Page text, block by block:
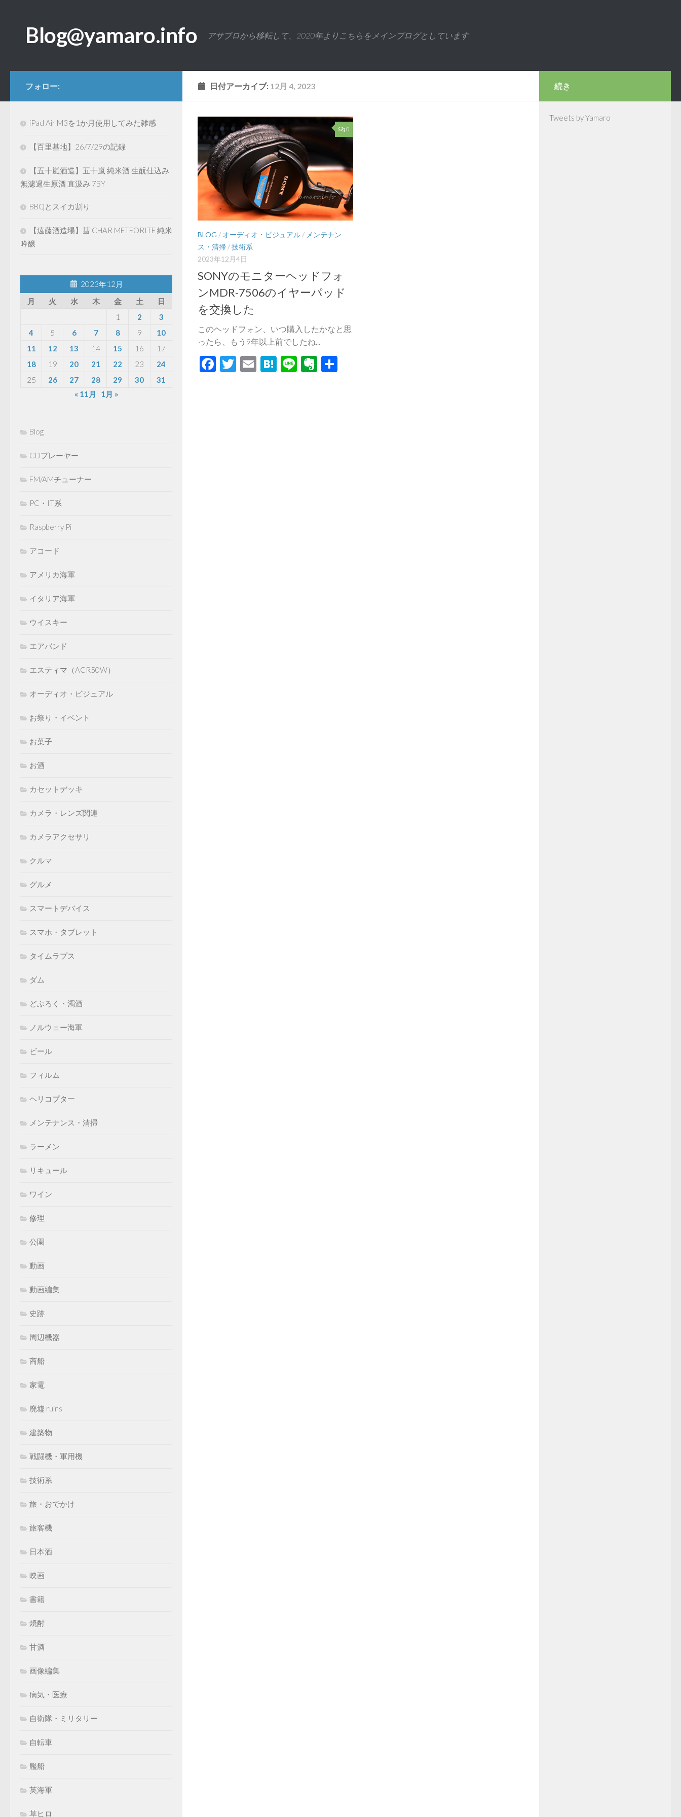
Blog@yamaro.info アサブロから移転して、2020年よりこちらをメインブログとしています
日付アーカイブ: 12月 4, 2023
0
BLOG / オーディオ・ビジュアル / メンテナン
ス・清掃 /技術系
2023年12月4日
SONYのモニターヘッドフォ
ンMDR-7506のイヤーパッド
を交換した
このヘッドフォン、いつ購入したかなと思
ったら、もう9年以上前でしたね...
Facebook
Twitter
EmailHatena
LineEvernote
フォロー:
iPad Air M3を1か月使用してみた雑感
【百里基地】26/7/29の記録
【五十嵐酒造】五十嵐 純米酒 生酛仕込み
無濾過生原酒 直汲み 7BY
BBQとスイカ割り
【遠藤酒造場】彗 CHAR METEORITE 純米
吟醸
2023年12月
月
火 水 木 金 土
日
1
2
3
4
5 6 7 8 9
10
11
12 13 14 15 16
17
18
19 20 21 22 23
24
25
26 27 28 29 30
31
« 11月
1月 »
Blog
CDプレーヤー
FM/AMチューナー
PC・IT系
Raspberry Pi
アコード
アメリカ海軍
イタリア海軍
ウイスキー
エアバンド
エスティマ（ACR50W）
オーディオ・ビジュアル
お祭り・イベント
お菓子
お酒
カセットデッキ
カメラ・レンズ関連
カメラアクセサリ
クルマ
グルメ
スマートデバイス
スマホ・タブレット
タイムラプス
ダム
どぶろく・濁酒
ノルウェー海軍
ビール
フィルム
ヘリコプター
メンテナンス・清掃
ラーメン
リキュール
ワイン
修理
公園
動画
動画編集
史跡
周辺機器
商船
家電
廃墟 ruins
建築物
戦闘機・軍用機
技術系
旅・おでかけ
旅客機
日本酒
映画
書籍
焼酎
甘酒
画像編集
病気・医療
自衛隊・ミリタリー
自転車
艦船
英海軍
草ヒロ
続き
Tweets by Yamaro